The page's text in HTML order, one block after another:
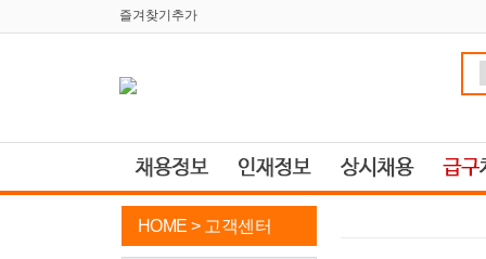
즐겨찾기추가
HOME > 고객센터